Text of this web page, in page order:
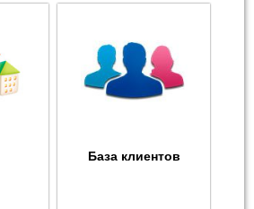
База клиентов